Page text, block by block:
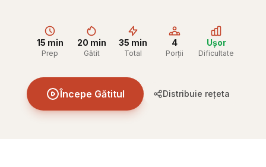
15 min
Prep
20 min
Gătit
35 min
Total
4
Porții
Ușor
Dificultate
Începe Gătitul Distribuie rețeta